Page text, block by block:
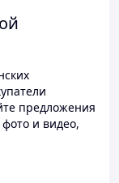
предложения
и видео,